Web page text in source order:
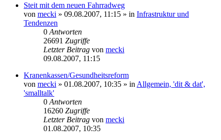
Steit mit dem neuen Fahrradweg
von mecki » 09.08.2007, 11:15 » in Infrastruktur und
Tendenzen
0 Antworten
26691 Zugriffe
Letzter Beitrag von mecki
09.08.2007, 11:15
Kranenkassen/Gesundheitsreform
von mecki » 01.08.2007, 10:35 » in Allgemein, 'dit & dat',
'smalltalk'
0 Antworten
16260 Zugriffe
Letzter Beitrag von mecki
01.08.2007, 10:35